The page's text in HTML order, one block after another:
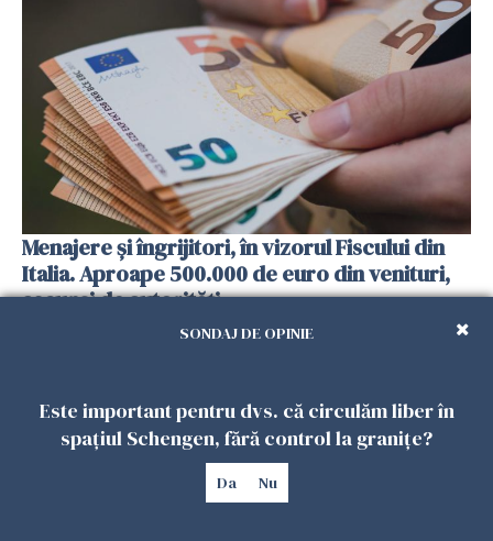
Menajere și îngrijitori, în vizorul Fiscului din
Italia. Aproape 500.000 de euro din venituri,
ascunși de autorități
SONDAJ DE OPINIE
Este important pentru dvs. că circulăm liber în
spațiul Schengen, fără control la granițe?
Da Nu